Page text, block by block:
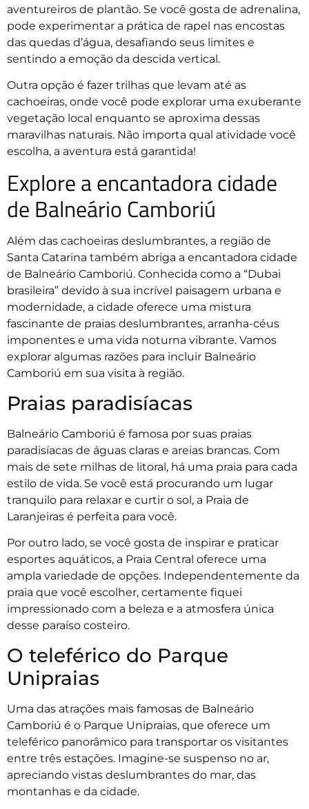
aventureiros de plantão. Se você gosta de adrenalina,
pode experimentar a prática de rapel nas encostas
das quedas d’água, desafiando seus limites e
sentindo a emoção da descida vertical.
Outra opção é fazer trilhas que levam até as
cachoeiras, onde você pode explorar uma exuberante
vegetação local enquanto se aproxima dessas
maravilhas naturais. Não importa qual atividade você
escolha, a aventura está garantida!
Explore a encantadora cidade
de Balneário Camboriú
Além das cachoeiras deslumbrantes, a região de
Santa Catarina também abriga a encantadora cidade
de Balneário Camboriú. Conhecida como a “Dubai
brasileira” devido à sua incrível paisagem urbana e
modernidade, a cidade oferece uma mistura
fascinante de praias deslumbrantes, arranha-céus
imponentes e uma vida noturna vibrante. Vamos
explorar algumas razões para incluir Balneário
Camboriú em sua visita à região.
Praias paradisíacas
Balneário Camboriú é famosa por suas praias
paradisíacas de águas claras e areias brancas. Com
mais de sete milhas de litoral, há uma praia para cada
estilo de vida. Se você está procurando um lugar
tranquilo para relaxar e curtir o sol, a Praia de
Laranjeiras é perfeita para você.
Por outro lado, se você gosta de inspirar e praticar
esportes aquáticos, a Praia Central oferece uma
ampla variedade de opções. Independentemente da
praia que você escolher, certamente fiquei
impressionado com a beleza e a atmosfera única
desse paraíso costeiro.
O teleférico do Parque
Unipraias
Uma das atrações mais famosas de Balneário
Camboriú é o Parque Unipraias, que oferece um
teleférico panorâmico para transportar os visitantes
entre três estações. Imagine-se suspenso no ar,
apreciando vistas deslumbrantes do mar, das
montanhas e da cidade.